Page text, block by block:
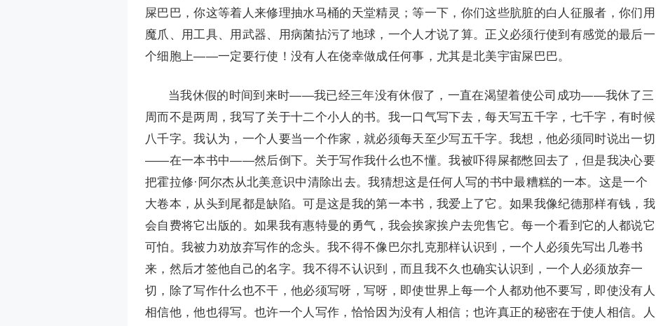
屎巴巴，你这等着人来修理抽水马桶的天堂精灵；等一下，你们这些肮脏的白人征服者，你们用
魔爪、用工具、用武器、用病菌拈污了地球，一个人才说了算。正义必须行使到有感觉的最后一
个细胞上——一定要行使！没有人在侥幸做成任何事，尤其是北美宇宙屎巴巴。
当我休假的时间到来时——我已经三年没有休假了，一直在渴望着使公司成功——我休了三
周而不是两周，我写了关于十二个小人的书。我一口气写下去，每天写五千字，七千字，有时候
八千字。我认为，一个人要当一个作家，就必须每天至少写五千字。我想，他必须同时说出一切
——在一本书中——然后倒下。关于写作我什么也不懂。我被吓得屎都憋回去了，但是我决心要
把霍拉修·阿尔杰从北美意识中清除出去。我猜想这是任何人写的书中最糟糕的一本。这是一个
大卷本，从头到尾都是缺陷。可是这是我的第一本书，我爱上了它。如果我像纪德那样有钱，我
会自费将它出版的。如果我有惠特曼的勇气，我会挨家挨户去兜售它。每一个看到它的人都说它
可怕。我被力劝放弃写作的念头。我不得不像巴尔扎克那样认识到，一个人必须先写出几卷书
来，然后才签他自己的名字。我不得不认识到，而且我不久也确实认识到，一个人必须放弃一
切，除了写作什么也不干，他必须写呀，写呀，即使世界上每一个人都劝他不要写，即使没有人
相信他，他也得写。也许一个人写作，恰恰因为没有人相信；也许真正的秘密在于使人相信。人